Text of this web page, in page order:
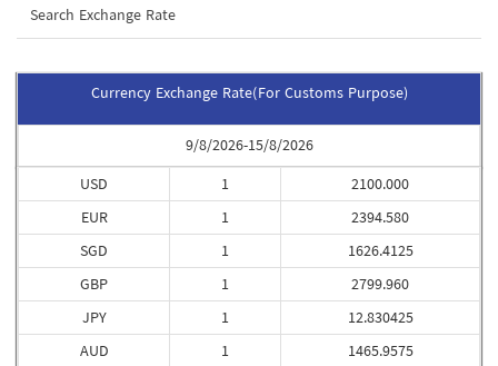
Search Exchange Rate
Currency Exchange Rate(For Customs Purpose)
9/8/2026-15/8/2026
USD
EUR
SGD
GBP
JPY
AUD
1
1
1
1
1
1
2100.000
2394.580
1626.4125
2799.960
12.830425
1465.9575